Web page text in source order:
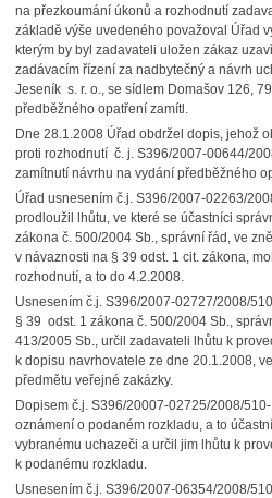
na přezkoumání úkonů a rozhodnutí
základě výše uvedeného považoval Úřad
kterým by byl zadavateli uložen zákaz
zadávacím řízení za nadbytečný a návrh
Jeseník s. r. o., se sídlem Domašov 126,
předběžného opatření zamítl.
Dne 28.1.2008 Úřad obdržel dopis, jehož
proti rozhodnutí č. j. S396/2007-00644/
zamítnutí návrhu na vydání předběžného
Úřad usnesením č.j. S396/2007-02263/
prodloužil lhůtu, ve které se účastníci
zákona č. 500/2004 Sb., správní řád, ve
v návaznosti na § 39 odst. 1 cit. zákona,
rozhodnutí, a to do 4.2.2008.
Usnesením č.j. S396/2007-02727/2008/
§ 39 odst. 1 zákona č. 500/2004 Sb.,
413/2005 Sb., určil zadavateli lhůtu k
k dopisu navrhovatele ze dne 20.1.2008,
předmětu veřejné zakázky.
Dopisem č.j. S396/20007-02725/2008/
oznámení o podaném rozkladu, a to
vybranému uchazeči a určil jim lhůtu k
k podanému rozkladu.
Usnesením č.j. S396/2007-06354/2008/